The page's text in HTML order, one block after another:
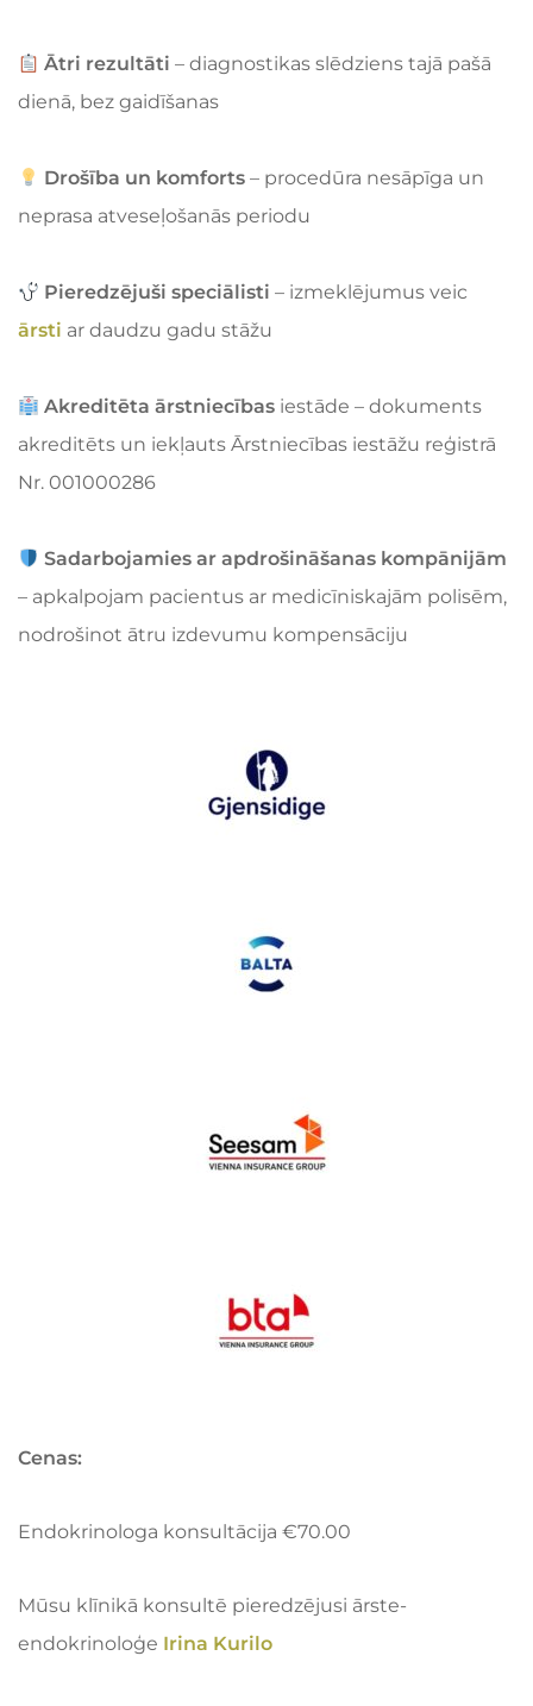
Ātri rezultāti – diagnostikas slēdziens tajā pašā
dienā, bez gaidīšanas
Drošība un komforts – procedūra nesāpīga un
neprasa atveseļošanās periodu
Pieredzējuši speciālisti – izmeklējumus veic
ārsti ar daudzu gadu stāžu
Akreditēta ārstniecības iestāde – dokuments
akreditēts un iekļauts Ārstniecības iestāžu reģistrā
Nr. 001000286
Sadarbojamies ar apdrošināšanas kompānijām
– apkalpojam pacientus ar medicīniskajām polisēm,
nodrošinot ātru izdevumu kompensāciju
Cenas:
Endokrinologa konsultācija €70.00
Mūsu klīnikā konsultē pieredzējusi ārste-
endokrinoloģe Irina Kurilo